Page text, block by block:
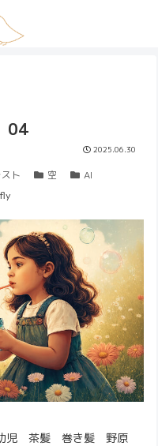
04
2025.06.30
ト 空
AI
児 茶髪 巻き髪 野原